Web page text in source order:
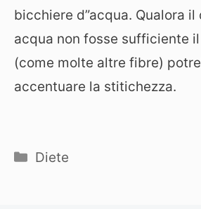
bicchiere d”acqua. Qualora
acqua non fosse sufficiente
(come molte altre fibre)
accentuare la stitichezza.
Categorie
Diete